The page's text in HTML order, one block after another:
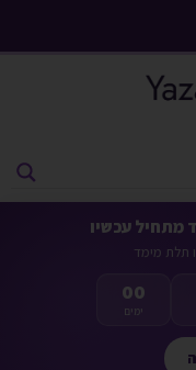
תלת מימד
00
ימים